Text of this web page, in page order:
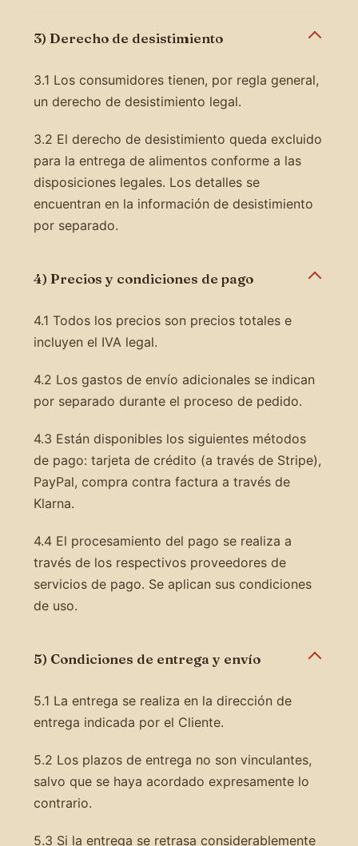
3) Derecho de desistimiento
3.1 Los consumidores tienen, por regla general,
un derecho de desistimiento legal.
3.2 El derecho de desistimiento queda excluido
para la entrega de alimentos conforme a las
disposiciones legales. Los detalles se
encuentran en la información de desistimiento
por separado.
4) Precios y condiciones de pago
4.1 Todos los precios son precios totales e
incluyen el IVA legal.
4.2 Los gastos de envío adicionales se indican
por separado durante el proceso de pedido.
4.3 Están disponibles los siguientes métodos
de pago: tarjeta de crédito (a través de Stripe),
PayPal, compra contra factura a través de
Klarna.
4.4 El procesamiento del pago se realiza a
través de los respectivos proveedores de
servicios de pago. Se aplican sus condiciones
de uso.
5) Condiciones de entrega y envío
5.1 La entrega se realiza en la dirección de
entrega indicada por el Cliente.
5.2 Los plazos de entrega no son vinculantes,
salvo que se haya acordado expresamente lo
contrario.
5.3 Si la entrega se retrasa considerablemente